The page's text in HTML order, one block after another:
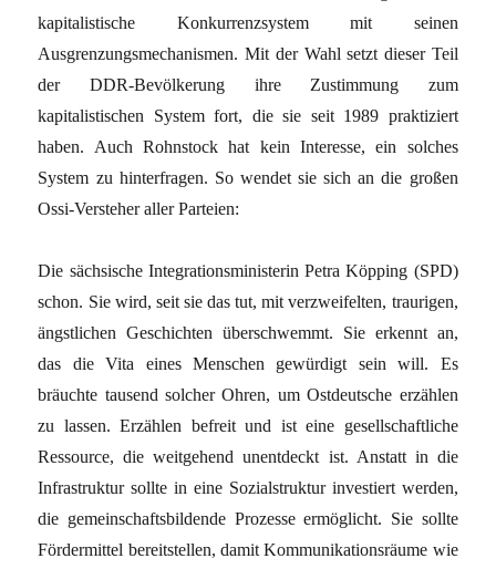
kapitalistische Konkurrenzsystem mit seinen
Ausgrenzungsmechanismen. Mit der Wahl setzt dieser Teil
der DDR-Bevölkerung ihre Zustimmung zum
kapitalistischen System fort, die sie seit 1989 praktiziert
haben. Auch Rohnstock hat kein Interesse, ein solches
System zu hinterfragen. So wendet sie sich an die großen
Ossi-Versteher aller Parteien:
Die sächsische Integrationsministerin Petra Köpping (SPD)
schon. Sie wird, seit sie das tut, mit verzweifelten, traurigen,
ängstlichen Geschichten überschwemmt. Sie erkennt an,
das die Vita eines Menschen gewürdigt sein will. Es
bräuchte tausend solcher Ohren, um Ostdeutsche erzählen
zu lassen. Erzählen befreit und ist eine gesellschaftliche
Ressource, die weitgehend unentdeckt ist. Anstatt in die
Infrastruktur sollte in eine Sozialstruktur investiert werden,
die gemeinschaftsbildende Prozesse ermöglicht. Sie sollte
Fördermittel bereitstellen, damit Kommunikationsräume wie